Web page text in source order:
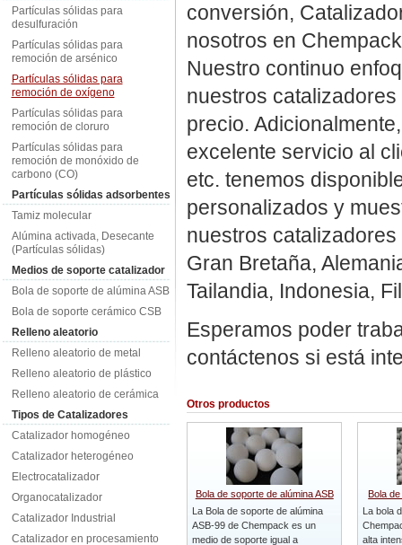
Partículas sólidas para
desulfuración
Partículas sólidas para
remoción de arsénico
Partículas sólidas para
remoción de oxígeno
Partículas sólidas para
remoción de cloruro
Partículas sólidas para
remoción de monóxido de
carbono (CO)
Partículas sólidas adsorbentes
Tamiz molecular
Alúmina activada, Desecante
(Partículas sólidas)
Medios de soporte catalizador
Bola de soporte de alúmina ASB
Bola de soporte cerámico CSB
Relleno aleatorio
Relleno aleatorio de metal
Relleno aleatorio de plástico
Relleno aleatorio de cerámica
Tipos de Catalizadores
Catalizador homogéneo
Catalizador heterogéneo
Electrocatalizador
Organocatalizador
Catalizador Industrial
Catalizador en procesamiento
conversión,
nosotros en
Nuestro continuo
nuestros
precio.
excelente servicio al
etc. tenemos
personalizados y
nuestros
Gran Bretaña,
Tailandia, Indonesia,
Esperamos poder
contáctenos si está
Otros productos
Bola de soporte de alúmina ASB
La Bola de soporte de alúmina
ASB-99 de Chempack es un
medio de soporte igual a
Bola
La bola
alta